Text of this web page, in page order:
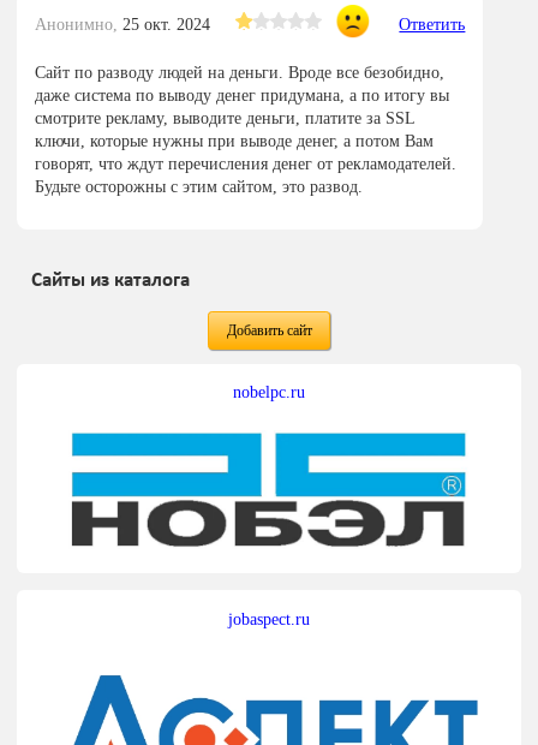
Анонимно, 25 окт. 2024 Ответить
Сайт по разводу людей на деньги. Вроде все безобидно,
даже система по выводу денег придумана, а по итогу вы
смотрите рекламу, выводите деньги, платите за SSL
ключи, которые нужны при выводе денег, а потом Вам
говорят, что ждут перечисления денег от рекламодателей.
Будьте осторожны с этим сайтом, это развод.
Сайты из каталога
Добавить сайт
nobelpc.ru
jobaspect.ru